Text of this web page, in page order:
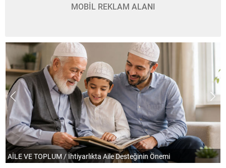
MOBİL REKLAM ALANI
AİLE VE TOPLUM / İhtiyarlıkta Aile Desteğinin Önemi